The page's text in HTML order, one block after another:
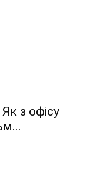
з офісу